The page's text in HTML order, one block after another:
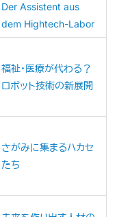
Der Assistent aus
dem Hightech-Labor
福祉・医療が代わる？
ロボット技術の新展開
さがみに集まるハカセ
たち